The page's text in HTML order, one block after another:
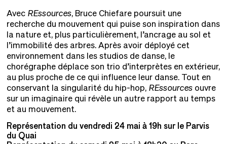
Avec REssources, Bruce Chiefare poursuit une
recherche du mouvement qui puise son inspiration dans
la nature et, plus particulièrement, l’ancrage au sol et
l’immobilité des arbres. Après avoir déployé cet
environnement dans les studios de danse, le
chorégraphe déplace son trio d’interprètes en extérieur,
au plus proche de ce qui influence leur danse. Tout en
conservant la singularité du hip-hop, REssources ouvre
sur un imaginaire qui révèle un autre rapport au temps
et au mouvement.
Représentation du vendredi 24 mai à 19h sur le Parvis
du Quai